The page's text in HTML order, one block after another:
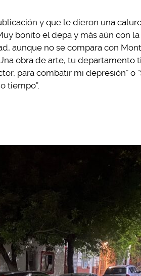
y que le dieron una
bonito el depa y más aún con la
aunque no se compara con
obra de arte, tu departamento
para combatir mi depresión” o
tiempo”.